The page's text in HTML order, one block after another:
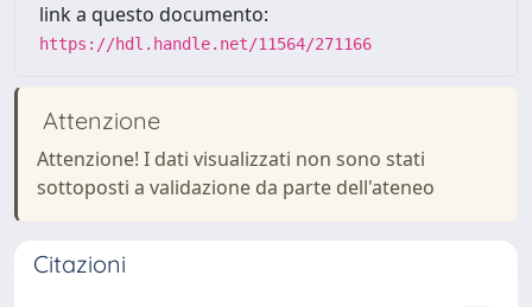
link a questo documento:
https://hdl.handle.net/11564/271166
Attenzione
Attenzione! I dati visualizzati non sono stati
sottoposti a validazione da parte dell'ateneo
Citazioni